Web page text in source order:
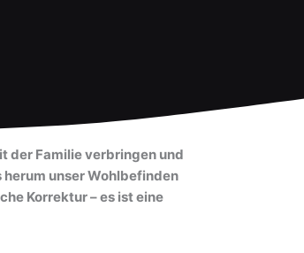
der Familie verbringen und
herum unser Wohlbefinden
Korrektur – es ist eine